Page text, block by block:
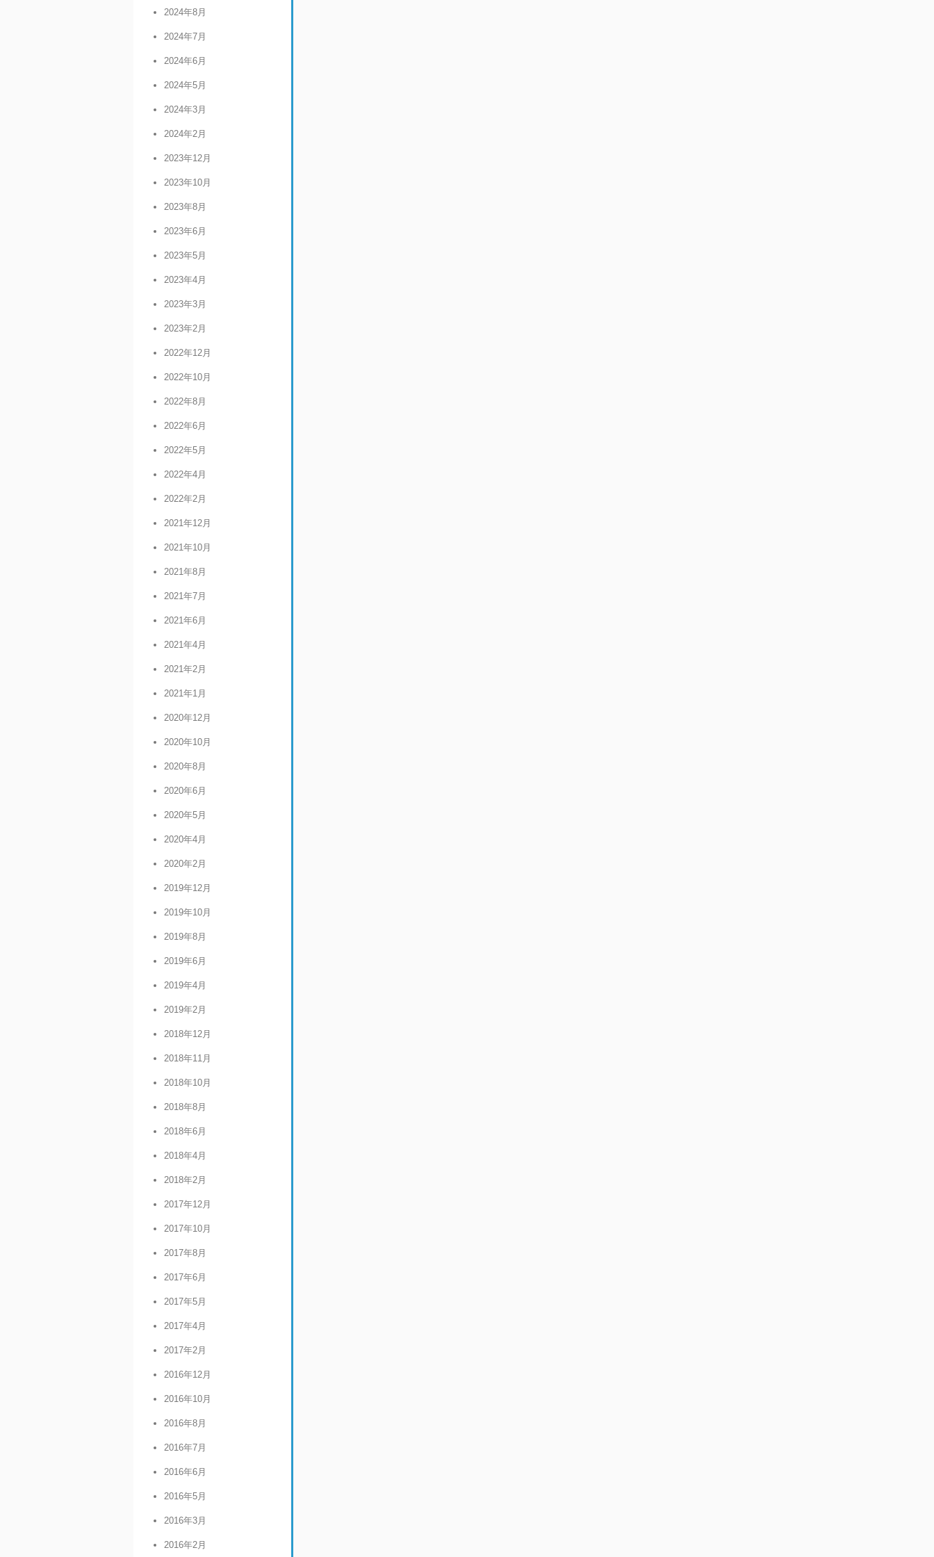
2024年8月
2024年7月
2024年6月
2024年5月
2024年3月
2024年2月
2023年12月
2023年10月
2023年8月
2023年6月
2023年5月
2023年4月
2023年3月
2023年2月
2022年12月
2022年10月
2022年8月
2022年6月
2022年5月
2022年4月
2022年2月
2021年12月
2021年10月
2021年8月
2021年7月
2021年6月
2021年4月
2021年2月
2021年1月
2020年12月
2020年10月
2020年8月
2020年6月
2020年5月
2020年4月
2020年2月
2019年12月
2019年10月
2019年8月
2019年6月
2019年4月
2019年2月
2018年12月
2018年11月
2018年10月
2018年8月
2018年6月
2018年4月
2018年2月
2017年12月
2017年10月
2017年8月
2017年6月
2017年5月
2017年4月
2017年2月
2016年12月
2016年10月
2016年8月
2016年7月
2016年6月
2016年5月
2016年3月
2016年2月